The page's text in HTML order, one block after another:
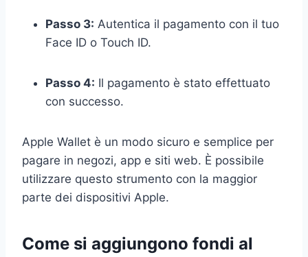
Passo 3: Autentica il pagamento con il tuo
Face ID o Touch ID.
Passo 4: Il pagamento è stato effettuato
con successo.
Apple Wallet è un modo sicuro e semplice per
pagare in negozi, app e siti web. È possibile
utilizzare questo strumento con la maggior
parte dei dispositivi Apple.
Come si aggiungono fondi al